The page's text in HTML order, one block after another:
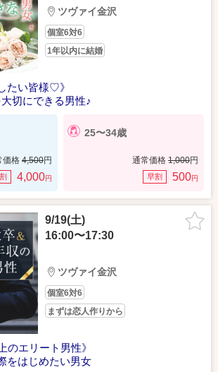
ツヴァイ金沢
個室6対6
1年以内に結婚
たい皆様♡》
切にできる男性♪
価格 4,500円
4,000円
25〜34歳
通常価格 1,000円
早割 500円
9/19(土)
16:00〜17:30
ツヴァイ金沢
個室6対6
まずは恋人作りから
のエリート男性》
をはじめたい男女